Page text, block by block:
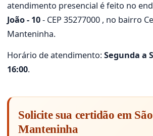
atendimento presencial é feito no
João - 10- CEP 35277000 , no bairro
Manteninha.
Horário de atendimento:Segunda a
16:00.
Solicite sua certidão em
Manteninha